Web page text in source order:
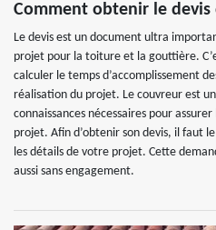
Comment obtenir le devis
Le devis est un document ultra
projet pour la toiture et la gouttière.
calculer le temps d’accomplissement
réalisation du projet. Le couvreur est
connaissances nécessaires pour
projet. Afin d’obtenir son devis, il faut
les détails de votre projet. Cette
aussi sans engagement.